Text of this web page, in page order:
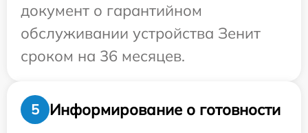
документ о гарантийном
обслуживании устройства Зенит
сроком на 36 месяцев.
5
Информирование о готовности